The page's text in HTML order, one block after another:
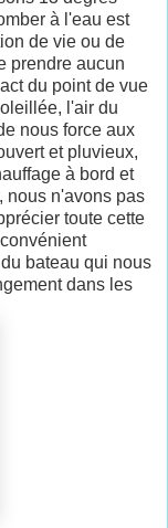
à l'eau est
de vie ou de
prendre aucun
du point de vue
l'air du
nous force aux
et pluvieux,
à bord et
nous n'avons pas
toute cette
bateau qui nous
dans les